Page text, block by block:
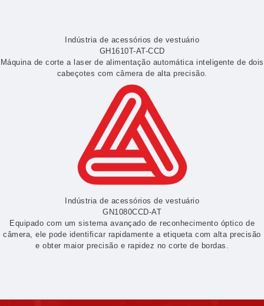
Indústria de acessórios de vestuário
GH1610T-AT-CCD
Máquina de corte a laser de alimentação automática inteligente de dois
cabeçotes com câmera de alta precisão.
Indústria de acessórios de vestuário
GN1080CCD-AT
Equipado com um sistema avançado de reconhecimento óptico de
câmera, ele pode identificar rapidamente a etiqueta com alta precisão
e obter maior precisão e rapidez no corte de bordas.